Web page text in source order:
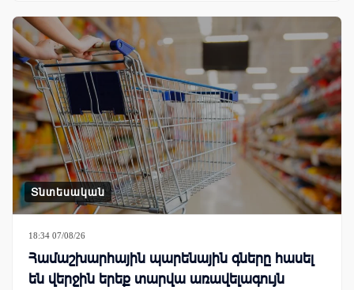
Տնտեսական
18:34 07/08/26
Համաշխարհային պարենային գները հասել
են վերջին երեք տարվա առավելագույն